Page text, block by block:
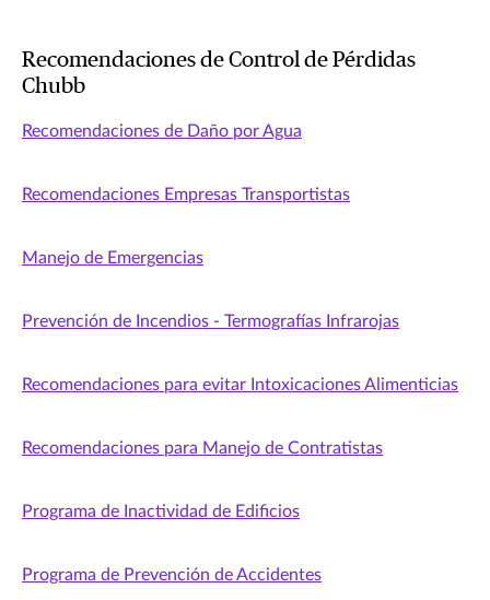
Recomendaciones de Control de Pérdidas
Chubb
Recomendaciones de Daño por Agua
Recomendaciones Empresas Transportistas
Manejo de Emergencias
Prevención de Incendios - Termografías Infrarojas
Recomendaciones para evitar Intoxicaciones Alimenticias
Recomendaciones para Manejo de Contratistas
Programa de Inactividad de Edificios
Programa de Prevención de Accidentes